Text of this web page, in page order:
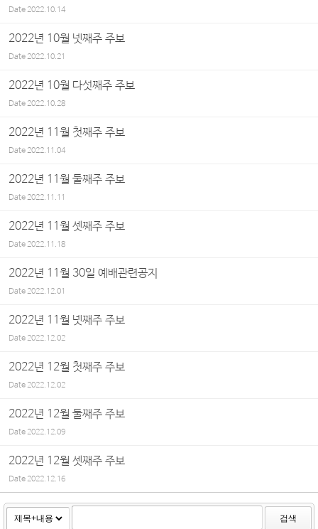
Date2022.10.14
2022년 10월 넷째주 주보
Date2022.10.21
2022년 10월 다섯째주 주보
Date2022.10.28
2022년 11월 첫째주 주보
Date2022.11.04
2022년 11월 둘째주 주보
Date2022.11.11
2022년 11월 셋째주 주보
Date2022.11.18
2022년 11월 30일 예배관련공지
Date2022.12.01
2022년 11월 넷째주 주보
Date2022.12.02
2022년 12월 첫째주 주보
Date2022.12.02
2022년 12월 둘째주 주보
Date2022.12.09
2022년 12월 셋째주 주보
Date2022.12.16
검색